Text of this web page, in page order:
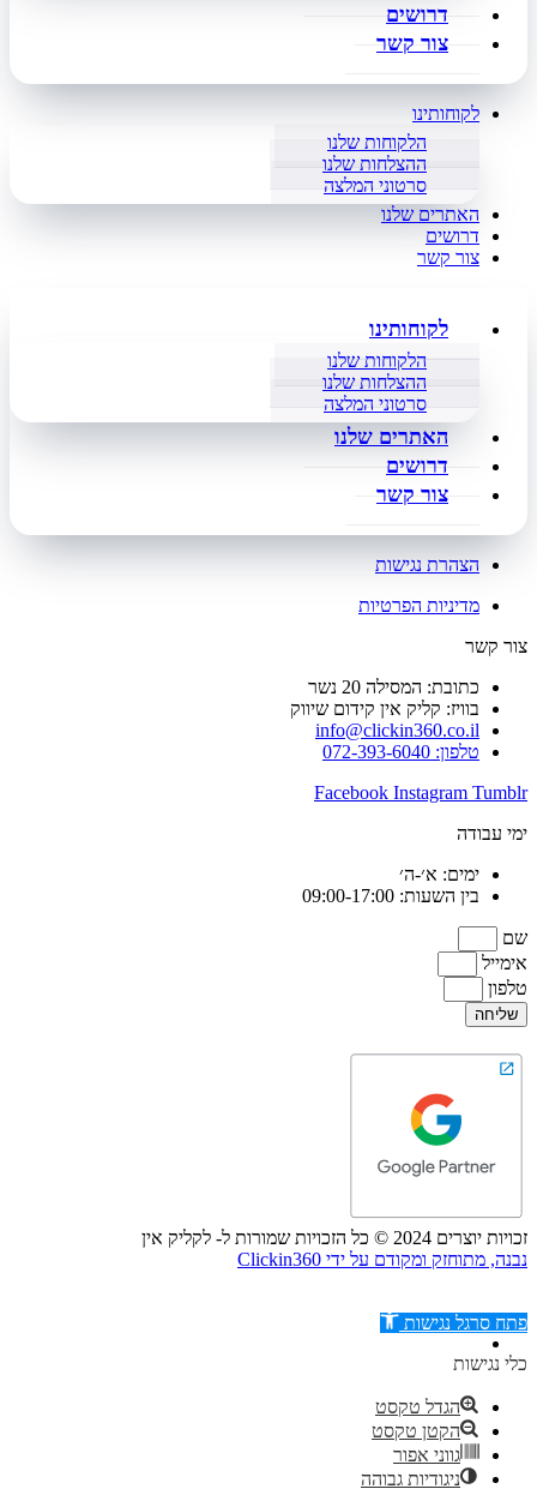
דרושים
צור קשר
לקוחותינו
הלקוחות שלנו
ההצלחות שלנו
סרטוני המלצה
האתרים שלנו
דרושים
צור קשר
לקוחותינו
הלקוחות שלנו
ההצלחות שלנו
סרטוני המלצה
האתרים שלנו
דרושים
צור קשר
הצהרת נגישות
מדיניות הפרטיות
צור קשר
כתובת: המסילה 20 נשר
בוויז: קליק אין קידום שיווק
info@clickin360.co.il
טלפון: 072-393-6040
Facebook Instagram Tumblr
ימי עבודה
ימים: א׳-ה׳
בין השעות: 09:00-17:00
שם
אימייל
טלפון
שליחה
זכויות יוצרים 2024 © כל הזכויות שמורות ל- לקליק אין
נבנה, מתוחזק ומקודם על ידי Clickin360
דילוג לתוכן
פתח סרגל נגישות
כלי נגישות
הגדל טקסט
הקטן טקסט
גווני אפור
ניגודיות גבוהה